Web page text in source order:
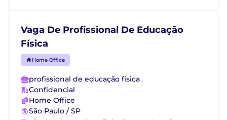
Vaga De Profissional De Educação
Física
Home Office
profissional de educação física
Confidencial
Home Office
São Paulo / SP